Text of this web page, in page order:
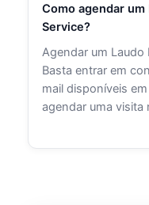
Como agendar um
Service?
Agendar um Laudo
Basta entrar em
mail disponíveis
agendar uma visita